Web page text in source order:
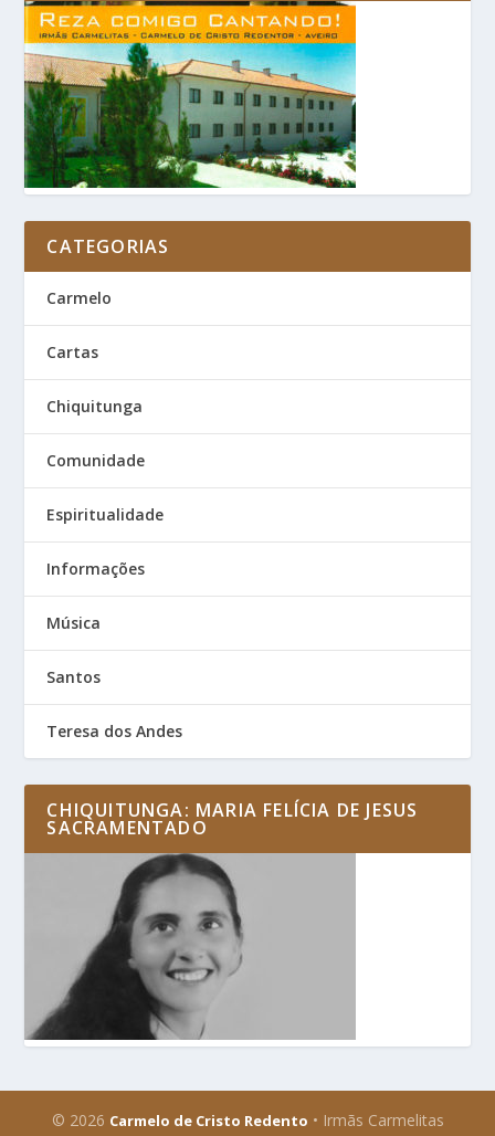
CATEGORIAS
Carmelo
Cartas
Chiquitunga
Comunidade
Espiritualidade
Informações
Música
Santos
Teresa dos Andes
CHIQUITUNGA: MARIA FELÍCIA DE JESUS
SACRAMENTADO
© 2026 Carmelo de Cristo Redento • Irmãs Carmelitas